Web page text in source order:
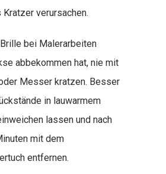
verursachen.
bei Malerarbeiten
abbekommen hat, nie mit
Messer kratzen. Besser
in lauwarmem
lassen und nach
mit dem
entfernen.